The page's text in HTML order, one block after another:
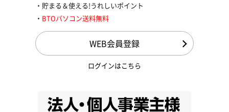
貯まる＆使える!うれしいポイント
BTOパソコン送料無料
WEB会員登録
ログインはこちら